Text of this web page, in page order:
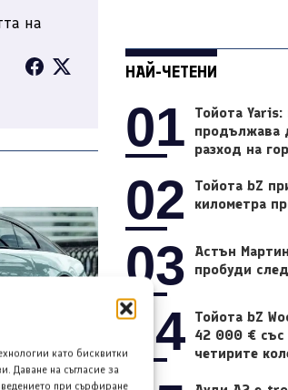
като бисквитки
Даване на съгласие за
при сърфиране
на
в края на
НАЙ-ЧЕТЕНИ
01
Тойота
продължава
разход на
02
Тойота bZ
километра
03
Астън
пробуди
04 Тойота bZ
42 000 € със
четирите